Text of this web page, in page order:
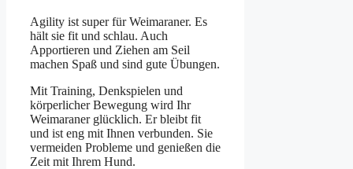
Agility ist super für Weimaraner. Es
hält sie fit und schlau. Auch
Apportieren und Ziehen am Seil
machen Spaß und sind gute Übungen.
Mit Training, Denkspielen und
körperlicher Bewegung wird Ihr
Weimaraner glücklich. Er bleibt fit
und ist eng mit Ihnen verbunden. Sie
vermeiden Probleme und genießen die
Zeit mit Ihrem Hund.